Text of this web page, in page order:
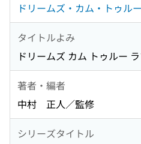
ドリームズ・カム・トゥル
タイトルよみ
ドリームズ カム トゥルー
著者・編者
中村 正人／監修
シリーズタイトル